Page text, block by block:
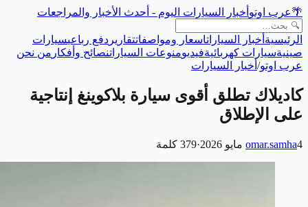
🌴عرب اوتو أخبار السيارات اليوم - أحدث الأخبار والمراجعات
الرئيسية أخبار السياراتاسعار ومواصفاتتقارير دفع رباعيسيارات
صينيةسيارات كهربائيةفيديومنوعات السياراتنصائح وأفكار من نحن
عرب اوتو/ أخبار السيارات
كاديلاك تطلق أقوى سيارة بلاكوينغ إنتاجية
على الإطلاق
omar.samha4 مايو 2026 ·
379 كلمة